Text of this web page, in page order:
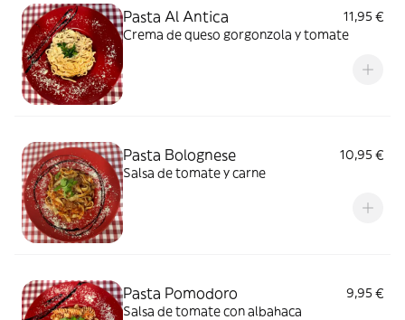
Pasta Al Antica
11,95 €
Crema de queso gorgonzola y tomate
Pasta Bolognese
10,95 €
Salsa de tomate y carne
Pasta Pomodoro
9,95 €
Salsa de tomate con albahaca